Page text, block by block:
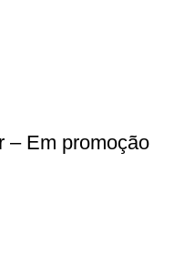
– Em promoção